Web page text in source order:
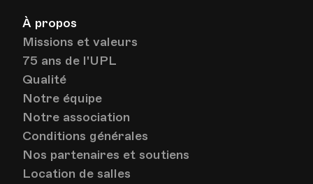
Date02.06.2021
Lieu1005, Lausanne
Av. de Cour 33
À propos
Missions et valeurs
75 ans de l'UPL
Qualité
Notre équipe
Notre association
Conditions générales
Nos partenaires et soutiens
Location de salles